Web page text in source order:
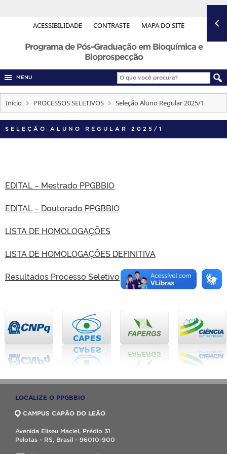
ACESSIBILIDADE CONTRASTE MAPA DO SITE
Programa de Pós-Graduação em Bioquímica e
Bioprospecção
MENU
Início PROCESSOS SELETIVOS Seleção Aluno Regular 2025/1
SELEÇÃO ALUNO REGULAR 2025/1
EDITAL – Mestrado PPGBBIO
EDITAL – Doutorado PPGBBIO
LISTA DE HOMOLOGAÇÕES
LISTA DE HOMOLOGAÇÕES DEFINITIVA
Resultados Processo Seletivo
LOCALIZE O PPGBBIO
CAMPUS CAPÃO DO LEÃO
Avenida Eliseu Maciel, Prédio 31
Pelotas - RS, Brasil - 96010-900